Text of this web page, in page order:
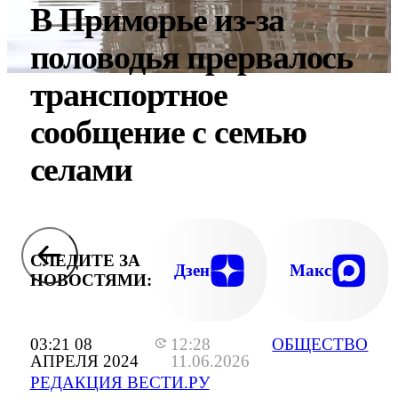
03:21 08
АПРЕЛЯ 2024
12:28
11.06.2026
РЕДАКЦИЯ ВЕСТИ.РУ
ОБЩЕСТВО
В Приморье из-за
половодья прервалось
транспортное
сообщение с семью
селами
СЛЕДИТЕ ЗА
НОВОСТЯМИ:
Дзен Макс